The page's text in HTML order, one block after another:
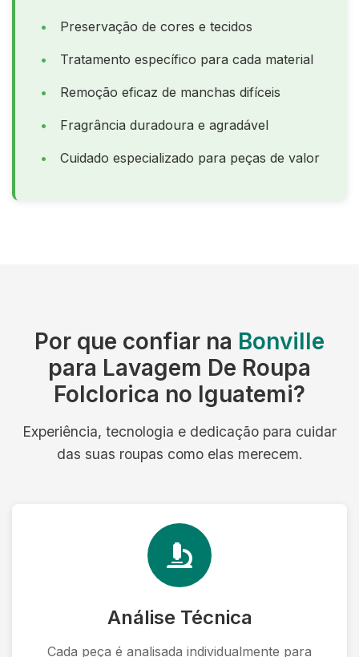
Preservação de cores e tecidos
Tratamento específico para cada material
Remoção eficaz de manchas difíceis
Fragrância duradoura e agradável
Cuidado especializado para peças de valor
Por que confiar na Bonville
para Lavagem De Roupa
Folclorica no Iguatemi?
Experiência, tecnologia e dedicação para cuidar
das suas roupas como elas merecem.
Análise Técnica
Cada peça é analisada individualmente para